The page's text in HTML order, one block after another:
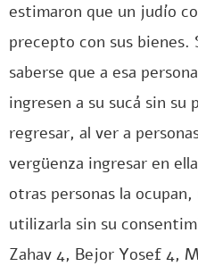
estimaron que un judío
precepto con sus bienes.
saberse que a esa
ingresen a su sucá sin su
regresar, al ver a
vergüenza ingresar en
otras personas la
utilizarla sin su
Zahav 4, Bejor Yosef 4,